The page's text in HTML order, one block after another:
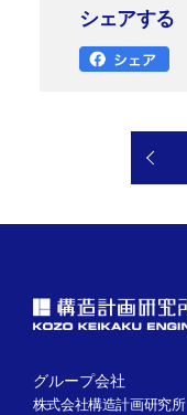
シェアする
グループ会社
株式会社構造計画研究所